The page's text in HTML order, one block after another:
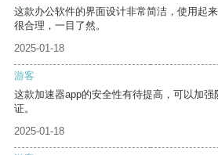
这款办公软件的界面设计非常简洁，使用起
很合理，一目了然。
2025-01-18
游客
这款加速器app的安全性有待提高，可以加
证。
2025-01-18